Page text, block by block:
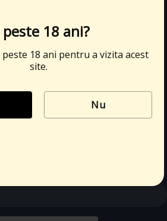
18 ani?
18 ani pentru a vizita acest
site.
Nu
+40 751 033 388